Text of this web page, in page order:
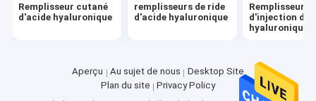
Remplisseur cutané
d'acide hyaluronique
remplisseurs de ride
d'acide hyaluronique
Remplisseur
d'injection
hyaluronique
Aperçu Au sujet de nous
Desktop Site
Plan du site
Privacy Policy